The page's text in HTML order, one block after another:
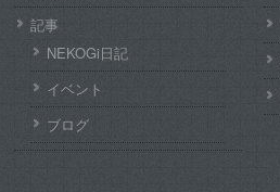
記事
NEKOGi日記
イベント
ブログ